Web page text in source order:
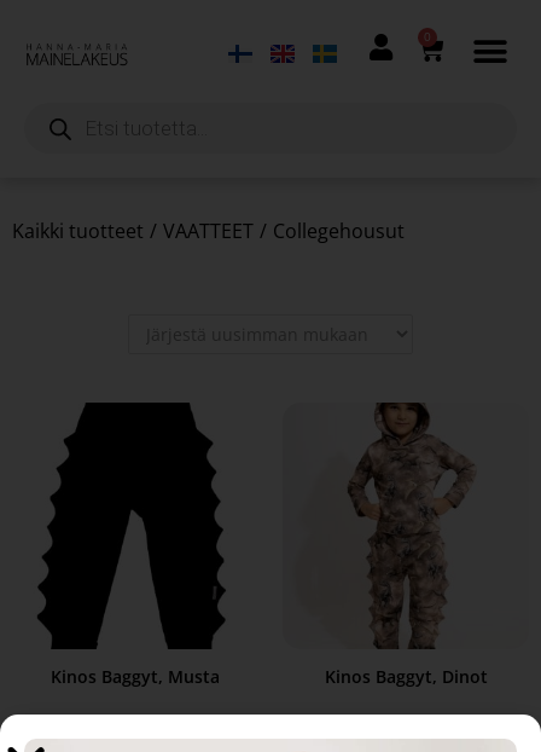
0
Kaikki tuotteet / VAATTEET / Collegehousut
Kinos Baggyt, Musta Kinos Baggyt, Dinot